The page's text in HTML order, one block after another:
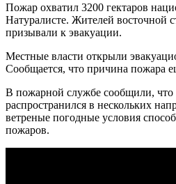
Пожар охватил 3200 гектаров
Натуралисте. Жителей восточной
призывали к эвакуации.
Местные власти открыли
Сообщается, что причина пожара
В пожарной службе сообщили, что
распространился в нескольких
ветреные погодные условия
пожаров.